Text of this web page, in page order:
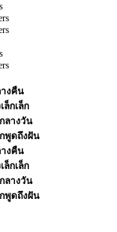
งคืน
ล็กเล็ก
ลางวัน
พูดถึงฝัน
งคืน
ล็กเล็ก
ลางวัน
พูดถึงฝัน